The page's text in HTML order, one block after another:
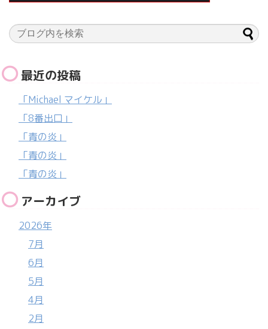
最近の投稿
「Michael マイケル」
「8番出口」
「青の炎」
「青の炎」
「青の炎」
アーカイブ
2026年
7月
6月
5月
4月
2月